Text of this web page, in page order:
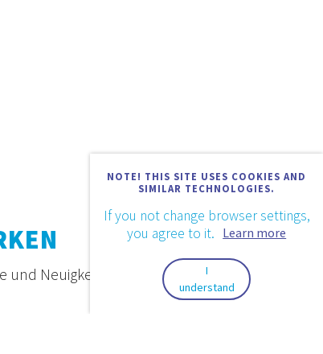
NOTE! THIS SITE USES COOKIES AND
SIMILAR TECHNOLOGIES.
If you not change browser settings,
you agree to it. Learn more
I
understand
Neuigkeiten.